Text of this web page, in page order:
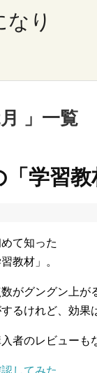
なり
一覧
「学習
て知った
教材」。
がグングン上が
るけれど、効果
者のレビューも